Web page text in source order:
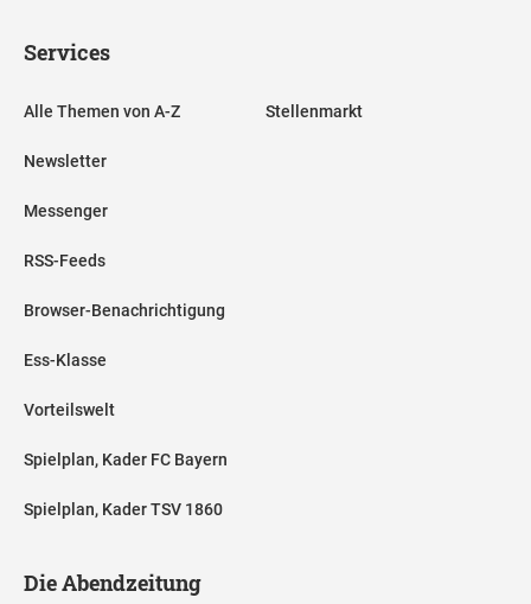
Services
Alle Themen von A-Z
Newsletter
Messenger
RSS-Feeds
Browser-Benachrichtigung
Ess-Klasse
Vorteilswelt
Spielplan, Kader FC Bayern
Spielplan, Kader TSV 1860
Stellenmarkt
Die Abendzeitung